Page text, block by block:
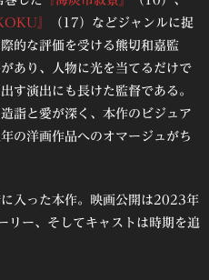
』
（17）などジャンルに捉
的な評価を受ける熊切和嘉監
あり、人物に光を当てるだけで
す演出にも長けた監督である。
詣と愛が深く、本作のビジュア
の洋画作品へのオマージュがち
入った本作。映画公開は2023年
リー、そしてキャストは時期を追